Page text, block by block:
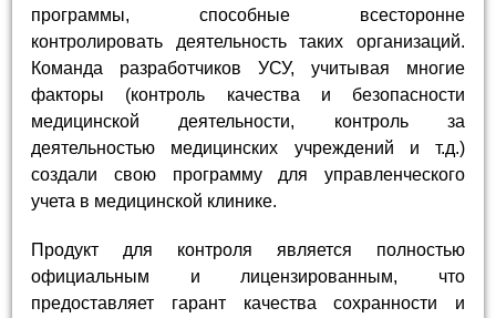
программы, способные всесторонне
контролировать деятельность таких организаций.
Команда разработчиков УСУ, учитывая многие
факторы (контроль качества и безопасности
медицинской деятельности, контроль за
деятельностью медицинских учреждений и т.д.)
создали свою программу для управленческого
учета в медицинской клинике.
Продукт для контроля является полностью
официальным и лицензированным, что
предоставляет гарант качества сохранности и